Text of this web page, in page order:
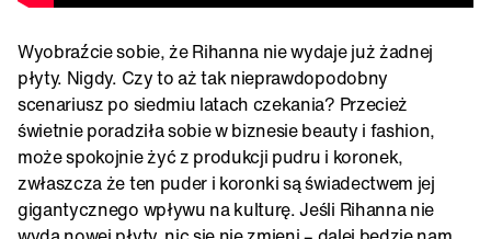
Wyobraźcie sobie, że Rihanna nie wydaje już żadnej
płyty. Nigdy. Czy to aż tak nieprawdopodobny
scenariusz po siedmiu latach czekania? Przecież
świetnie poradziła sobie w biznesie beauty i fashion,
może spokojnie żyć z produkcji pudru i koronek,
zwłaszcza że ten puder i koronki są świadectwem jej
gigantycznego wpływu na kulturę. Jeśli Rihanna nie